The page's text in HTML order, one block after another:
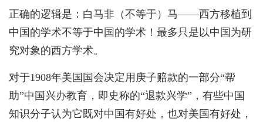
正确的逻辑是：白马非（不等于）马——西方移植到
中国的学术不等于中国的学术！最多只是以中国为研
究对象的西方学术。
对于1908年美国国会决定用庚子赔款的一部分“帮
助”中国兴办教育，即史称的“退款兴学”，有些中国
知识分子认为它既对中国有好处，也对美国有好处，